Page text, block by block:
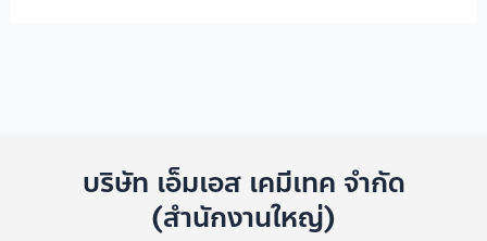
บริษัท เอ็มเอส เคมีเทค จำกัด
(สำนักงานใหญ่)